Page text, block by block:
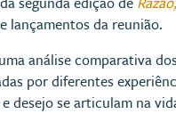
lançamentos da reunião.
análise comparativa
por diferentes
desejo se articulam na